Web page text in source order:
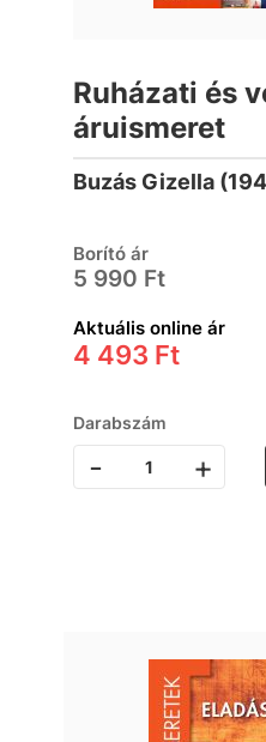
Ruházati és
áruismeret
Buzás Gizella
Borító ár
5 990 Ft
Aktuális online ár
4 493 Ft
Darabszám
- +